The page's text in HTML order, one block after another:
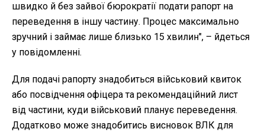
швидко й без зайвої бюрократії подати рапорт на
переведення в іншу частину. Процес максимально
зручний і займає лише близько 15 хвилин", – йдеться
у повідомленні.
Для подачі рапорту знадобиться військовий квиток
або посвідчення офіцера та рекомендаційний лист
від частини, куди військовий планує переведення.
Додатково може знадобитись висновок ВЛК для